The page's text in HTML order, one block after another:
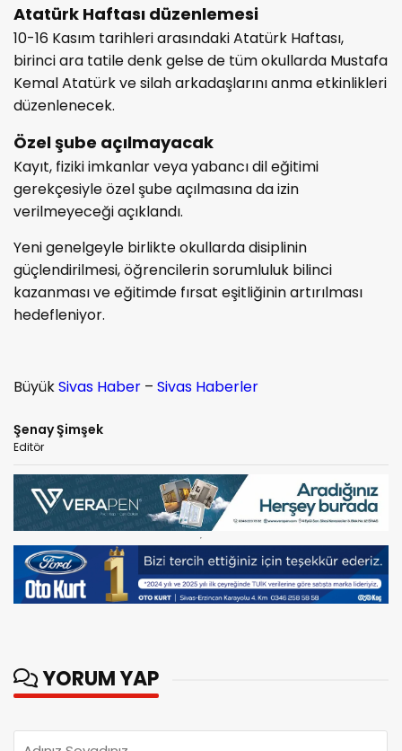
Atatürk Haftası düzenlemesi
10-16 Kasım tarihleri arasındaki Atatürk Haftası,
birinci ara tatile denk gelse de tüm okullarda Mustafa
Kemal Atatürk ve silah arkadaşlarını anma etkinlikleri
düzenlenecek.
Özel şube açılmayacak
Kayıt, fiziki imkanlar veya yabancı dil eğitimi
gerekçesiyle özel şube açılmasına da izin
verilmeyeceği açıklandı.
Yeni genelgeyle birlikte okullarda disiplinin
güçlendirilmesi, öğrencilerin sorumluluk bilinci
kazanması ve eğitimde fırsat eşitliğinin artırılması
hedefleniyor.
BüyükSivas Haber – Sivas Haberler
Şenay Şimşek
Editör
YORUM YAP